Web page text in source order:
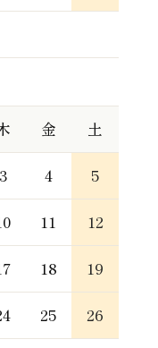
金 土
3 4 5
11 12
18 19
25 26